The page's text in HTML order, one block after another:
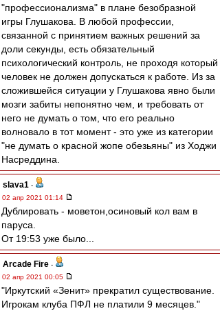
"профессионализма" в плане безобразной
игры Глушакова. В любой профессии,
связанной с принятием важных решений за
доли секунды, есть обязательный
психологический контроль, не проходя который
человек не должен допускаться к работе. Из за
сложившейся ситуации у Глушакова явно были
мозги забиты непонятно чем, и требовать от
него не думать о том, что его реально
волновало в тот момент - это уже из категории
"не думать о красной жопе обезьяны" из Ходжи
Насреддина.
slava1 -
02 апр 2021 01:14
Дублировать - моветон,осиновый кол вам в
паруса.
От 19:53 уже было...
Arcade Fire -
02 апр 2021 00:05
"Иркутский «Зенит» прекратил существование.
Игрокам клуба ПФЛ не платили 9 месяцев."